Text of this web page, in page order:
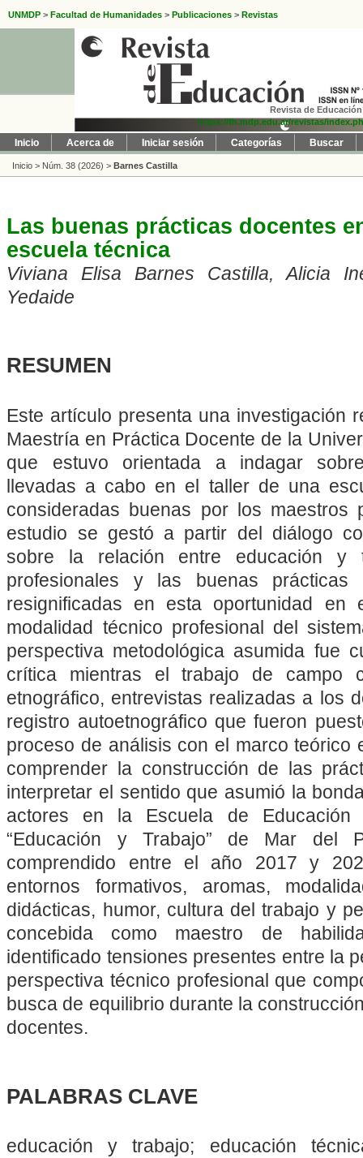
UNMDP > Facultad de Humanidades > Publicaciones > Revistas
Revista de
https://fh.mdp.edu.ar/revistas/
Inicio Acerca de Iniciar sesión Categorías Buscar
Inicio > Núm. 38 (2026) > Barnes Castilla
Las buenas prácticas docentes
escuela técnica
Viviana Elisa Barnes Castilla, Alicia
Yedaide
RESUMEN
Este artículo presenta una investigación
Maestría en Práctica Docente de la
que estuvo orientada a indagar
llevadas a cabo en el taller de una
consideradas buenas por los maestros
estudio se gestó a partir del diálogo
sobre la relación entre educación y
profesionales y las buenas
resignificadas en esta oportunidad
modalidad técnico profesional del
perspectiva metodológica asumida fue
crítica mientras el trabajo de campo
etnográfico, entrevistas realizadas a los
registro autoetnográfico que fueron
proceso de análisis con el marco teórico
comprender la construcción de las
interpretar el sentido que asumió la
actores en la Escuela de Educación
“Educación y Trabajo” de Mar del
comprendido entre el año 2017 y
entornos formativos, aromas,
didácticas, humor, cultura del trabajo y
concebida como maestro de
identificado tensiones presentes entre la
perspectiva técnico profesional que
busca de equilibrio durante la
docentes.
PALABRAS CLAVE
educación y trabajo; educación